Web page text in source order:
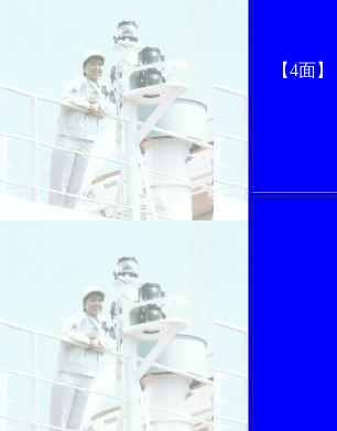
【4面】